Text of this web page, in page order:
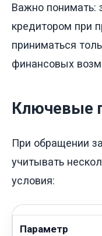
Важно понимать:
кредитором при
приниматься
финансовых
Ключевые
При обращении
учитывать
условия:
Параметр